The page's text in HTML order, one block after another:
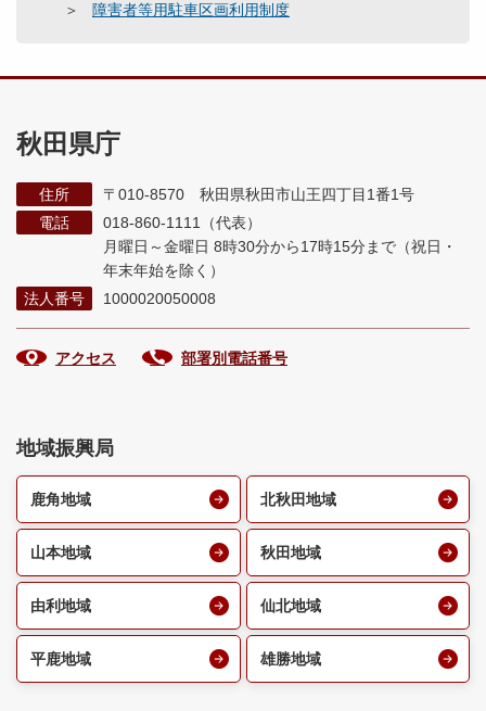
障害者等用駐車区画利用制度
秋田県庁
住所
〒010-8570 秋田県秋田市山王四丁目1番1号
電話
018-860-1111（代表）
月曜日～金曜日 8時30分から17時15分まで （祝日・
年末年始を除く）
法人番号
1000020050008
アクセス 部署別電話番号
地域振興局
鹿角地域 北秋田地域
山本地域 秋田地域
由利地域 仙北地域
平鹿地域 雄勝地域